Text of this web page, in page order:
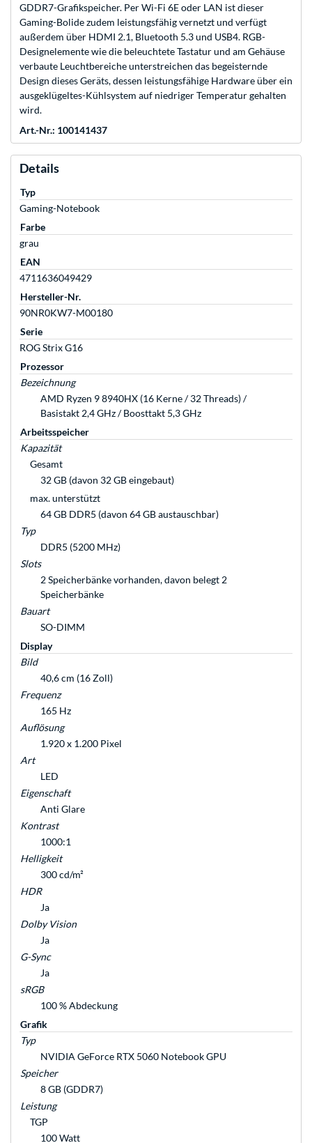
GDDR7-Grafikspeicher. Per Wi-Fi 6E oder LAN ist dieser
Gaming-Bolide zudem leistungsfähig vernetzt und verfügt
außerdem über HDMI 2.1, Bluetooth 5.3 und USB4. RGB-
Designelemente wie die beleuchtete Tastatur und am Gehäuse
verbaute Leuchtbereiche unterstreichen das begeisternde
Design dieses Geräts, dessen leistungsfähige Hardware über ein
ausgeklügeltes-Kühlsystem auf niedriger Temperatur gehalten
wird.
Art.-Nr.: 100141437
Details
Typ
Gaming-Notebook
Farbe
grau
EAN
4711636049429
Hersteller-Nr.
90NR0KW7-M00180
Serie
ROG Strix G16
Prozessor
Bezeichnung
AMD Ryzen 9 8940HX (16 Kerne / 32 Threads) /
Basistakt 2,4 GHz / Boosttakt 5,3 GHz
Arbeitsspeicher
Kapazität
Gesamt
32 GB (davon 32 GB eingebaut)
max. unterstützt
64 GB DDR5 (davon 64 GB austauschbar)
Typ
DDR5 (5200 MHz)
Slots
2 Speicherbänke vorhanden, davon belegt 2
Speicherbänke
Bauart
SO-DIMM
Display
Bild
40,6 cm (16 Zoll)
Frequenz
165 Hz
Auflösung
1.920 x 1.200 Pixel
Art
LED
Eigenschaft
Anti Glare
Kontrast
1000:1
Helligkeit
300 cd/m²
HDR
Ja
Dolby Vision
Ja
G-Sync
Ja
sRGB
100 % Abdeckung
Grafik
Typ
NVIDIA GeForce RTX 5060 Notebook GPU
Speicher
8 GB (GDDR7)
Leistung
TGP
100 Watt